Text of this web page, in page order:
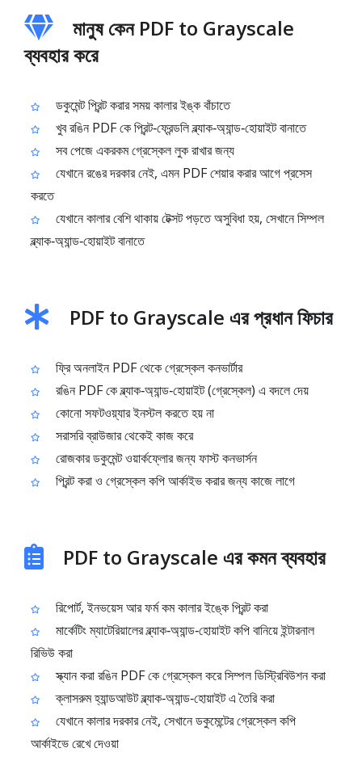
মানুষ কেন PDF to Grayscale
ব্যবহার করে
ডকুমেন্ট প্রিন্ট করার সময় কালার ইঙ্ক বাঁচাতে
খুব রঙিন PDF কে প্রিন্ট‑ফ্রেন্ডলি ব্ল্যাক‑অ্যান্ড‑হোয়াইট বানাতে
সব পেজে একরকম গ্রেস্কেল লুক রাখার জন্য
যেখানে রঙের দরকার নেই, এমন PDF শেয়ার করার আগে প্রসেস
করতে
যেখানে কালার বেশি থাকায় টেক্সট পড়তে অসুবিধা হয়, সেখানে সিম্পল
ব্ল্যাক‑অ্যান্ড‑হোয়াইট বানাতে
PDF to Grayscale এর প্রধান ফিচার
ফ্রি অনলাইন PDF থেকে গ্রেস্কেল কনভার্টার
রঙিন PDF কে ব্ল্যাক‑অ্যান্ড‑হোয়াইট (গ্রেস্কেল) এ বদলে দেয়
কোনো সফটওয়্যার ইনস্টল করতে হয় না
সরাসরি ব্রাউজার থেকেই কাজ করে
রোজকার ডকুমেন্ট ওয়ার্কফ্লোর জন্য ফাস্ট কনভার্সন
প্রিন্ট করা ও গ্রেস্কেল কপি আর্কাইভ করার জন্য কাজে লাগে
PDF to Grayscale এর কমন ব্যবহার
রিপোর্ট, ইনভয়েস আর ফর্ম কম কালার ইঙ্কে প্রিন্ট করা
মার্কেটিং ম্যাটেরিয়ালের ব্ল্যাক‑অ্যান্ড‑হোয়াইট কপি বানিয়ে ইন্টারনাল
রিভিউ করা
স্ক্যান করা রঙিন PDF কে গ্রেস্কেল করে সিম্পল ডিস্ট্রিবিউশন করা
ক্লাসরুম হ্যান্ডআউট ব্ল্যাক‑অ্যান্ড‑হোয়াইট এ তৈরি করা
যেখানে কালার দরকার নেই, সেখানে ডকুমেন্টের গ্রেস্কেল কপি
আর্কাইভে রেখে দেওয়া